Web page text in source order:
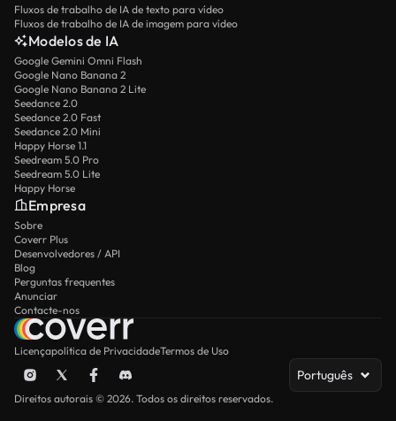
Fluxos de trabalho de IA de texto para vídeo
Fluxos de trabalho de IA de imagem para vídeo
Modelos de IA
Google Gemini Omni Flash
Google Nano Banana 2
Google Nano Banana 2 Lite
Seedance 2.0
Seedance 2.0 Fast
Seedance 2.0 Mini
Happy Horse 1.1
Seedream 5.0 Pro
Seedream 5.0 Lite
Happy Horse
Empresa
Sobre
Coverr Plus
Desenvolvedores / API
Blog
Perguntas frequentes
Anunciar
Contacte-nos
Licençapolítica de PrivacidadeTermos de Uso
Português
Direitos autorais © 2026. Todos os direitos reservados.